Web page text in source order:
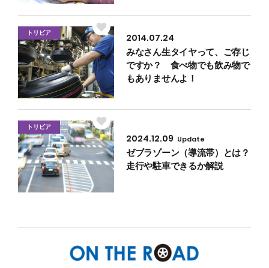
2014.07.24
みなさん生タイヤって、ご存じ
ですか？ 食べ物でも飲み物で
もありませんよ！
トリビア
2024.12.09 Update
ゼブラゾーン（導流帯）とは？
走行や駐車できるか解説
トリビア